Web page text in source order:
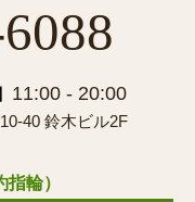
11:00 - 20:00
40 鈴木ビル2F
指輪）